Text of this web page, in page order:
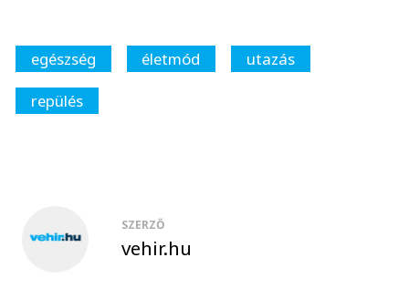
egészség életmód
utazás
repülés
SZERZŐ
vehir.hu